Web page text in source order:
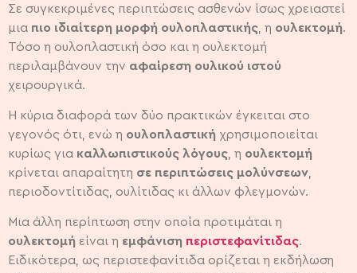
Σε συγκεκριμένες περιπτώσεις ασθενών ίσως χρειαστεί
μια πιο ιδιαίτερη μορφή ουλοπλαστικής , η ουλεκτομή.
Τόσο η ουλοπλαστική όσο και η ουλεκτομή
περιλαμβάνουν την αφαίρεση ουλικού ιστού
χειρουργικά.
Η κύρια διαφορά των δύο πρακτικών έγκειται στο
γεγονός ότι, ενώ η ουλοπλαστική χρησιμοποιείται
κυρίως για καλλωπιστικούς λόγους , η ουλεκτομή
κρίνεται απαραίτητη σε περιπτώσεις μολύνσεων
περιοδοντίτιδας, ουλίτιδας κι άλλων φλεγμονών.
Μια άλλη περίπτωση στην οποία προτιμάται η
ουλεκτομή είναι η εμφάνιση περιστεφανίτιδας.
Ειδικότερα, ως περιστεφανίτιδα ορίζεται η εκδήλωση